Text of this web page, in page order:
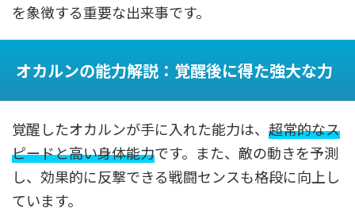
を象徴する重要な出来事です。
オカルンの能力解説：覚醒後に得た強大な力
覚醒したオカルンが手に入れた能力は、 超常的なス
ピードと高い身体能力です。また、敵の動きを予測
し、効果的に反撃できる戦闘センスも格段に向上し
ています。